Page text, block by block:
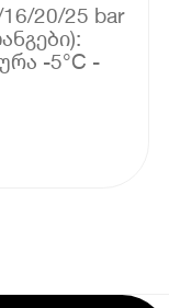
20/25 bar
-5°C -